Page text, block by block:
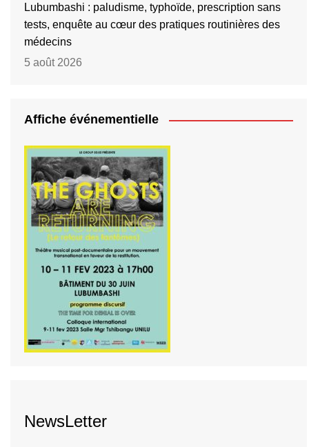
Lubumbashi : paludisme, typhoïde, prescription sans
tests, enquête au cœur des pratiques routinières des
médecins
5 août 2026
Affiche événementielle
NewsLetter